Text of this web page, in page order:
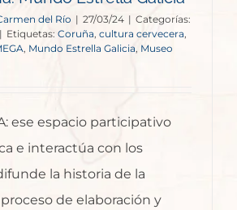
del Río | 27/03/24 | Categorías:
| Etiquetas: Coruña cultura cervecera
Mundo Estrella Galicia, Museo
ese espacio participativo
e interactúa con los
la historia de la
de elaboración y